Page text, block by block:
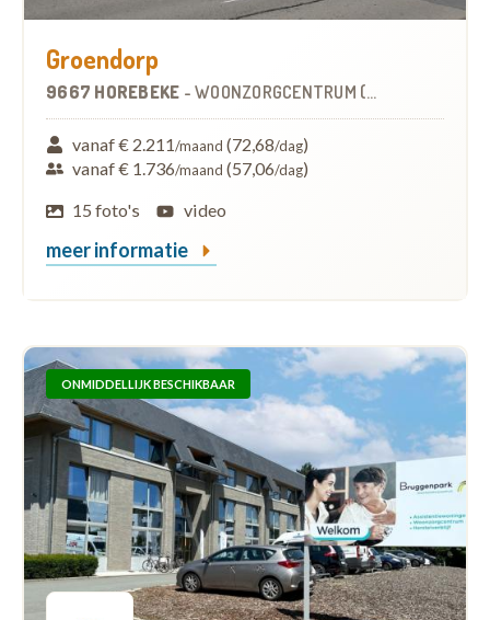
Groendorp
9667 HOREBEKE - WOONZORGCENTRUM (WZC)
vanaf € 2.211/maand (72,68/dag)
vanaf € 1.736/maand (57,06/dag)
15 foto's
video
meer informatie
ONMIDDELLIJK BESCHIKBAAR